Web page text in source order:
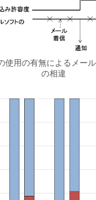
使用の有無によるメー
の相違